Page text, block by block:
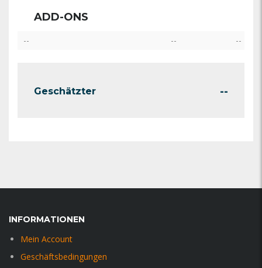
ADD-ONS
-- -- --
Geschätzter --
INFORMATIONEN
Mein Account
Geschäftsbedingungen